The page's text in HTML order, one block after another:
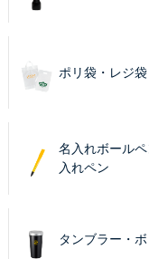
ポリ袋・レジ袋
名入れボールペ
入れペン
タンブラー・